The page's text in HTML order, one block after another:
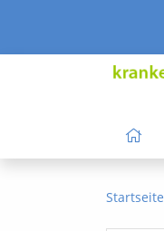
Startseite